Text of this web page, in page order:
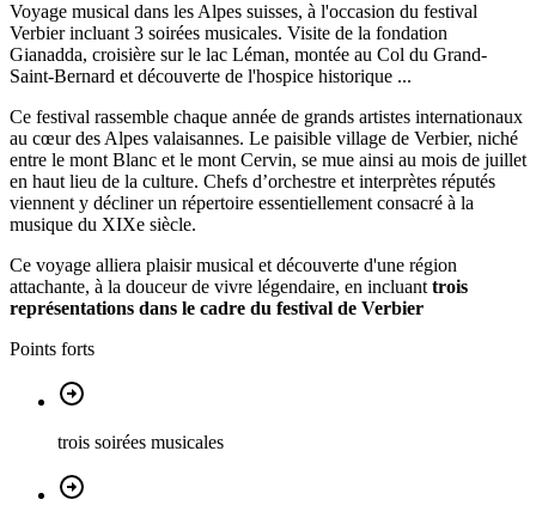
Voyage musical dans les Alpes suisses, à l'occasion du festival
Verbier incluant 3 soirées musicales. Visite de la fondation
Gianadda, croisière sur le lac Léman, montée au Col du Grand-
Saint-Bernard et découverte de l'hospice historique ...
Ce festival rassemble chaque année de grands artistes internationaux
au cœur des Alpes valaisannes. Le paisible village de Verbier, niché
entre le mont Blanc et le mont Cervin, se mue ainsi au mois de juillet
en haut lieu de la culture. Chefs d’orchestre et interprètes réputés
viennent y décliner un répertoire essentiellement consacré à la
musique du XIXe siècle.
Ce voyage alliera plaisir musical et découverte d'une région
attachante, à la douceur de vivre légendaire, en incluant trois
représentations dans le cadre du festival de Verbier
Points forts
trois soirées musicales